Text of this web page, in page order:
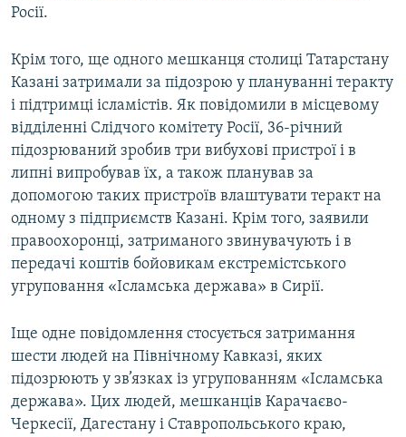
ІНФОГРАФІКА
ДОЛУЧАЙСЯ!
Усі сайти RFE/RL
Росії.
Крім того, ще одного мешканця столиці Татарстану
Казані затримали за підозрою у плануванні теракту
і підтримці ісламістів. Як повідомили в місцевому
відділенні Слідчого комітету Росії, 36-річний
підозрюваний зробив три вибухові пристрої і в
липні випробував їх, а також планував за
допомогою таких пристроїв влаштувати теракт на
одному з підприємств Казані. Крім того, заявили
правоохоронці, затриманого звинувачують і в
передачі коштів бойовикам екстремістського
угруповання «Ісламська держава» в Сирії.
Іще одне повідомлення стосується затримання
шести людей на Північному Кавказі, яких
підозрюють у зв’язках із угрупованням «Ісламська
держава». Цих людей, мешканців Карачаєво-
Черкесії, Дагестану і Ставропольського краю,